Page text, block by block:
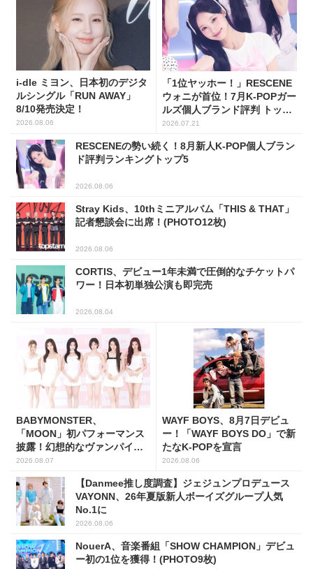
i-dle ミヨン、日本初のデジタ
ルシングル「RUN AWAY」
8/10発売決定！
2026.08.06
「1位ヤッホー！」RESCENE
ウォニが首位！7月K-POPガー
ルズ個人ブランド評判 トップ
5
2026.07.21
RESCENEの勢い続く！8月新人K-POP個人ブラン
ド評判ランキングトップ5
2026.08.06
Stray Kids、10thミニアルバム「THIS & THAT」
記者懇談会に出席！(PHOTO12枚)
2026.08.06
CORTIS、デビュー1年未満で圧倒的なチケットパ
ワー！日本初単独公演も即完売
2026.08.04
BABYMONSTER、
「MOON」初パフォーマンス
披露！幻想的なヴァンパイア
の世界観を表現
2026.08.07
WAYF BOYS、8月7日デビュ
ー！「WAYF BOYS DO」で新
たなK-POPを宣言
2026.08.06
【Danmee推し度調査】ジェジュンプロデュース
VAYONN、26年夏版新人ボーイズグループ人気
No.1に
2026.08.06
NouerA、音楽番組「SHOW CHAMPION」デビュ
ー初の1位を獲得！(PHOTO9枚)